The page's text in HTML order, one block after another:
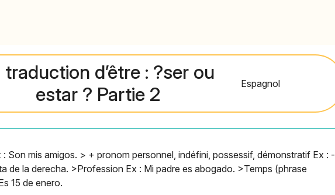
traduction d’être : ?ser ou
estar ? Partie 2
Espagnol
Son mis amigos. > + pronom personnel, indéfini, possessif, démonstratif Ex : -
de la derecha. >Profession Ex : Mi padre es abogado. >Temps (phrase
15 de enero.